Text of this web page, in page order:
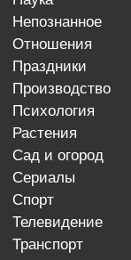
непознанное
отношения
праздники
производство
психология
растения
сад и огород
сериалы
спорт
телевидение
транспорт